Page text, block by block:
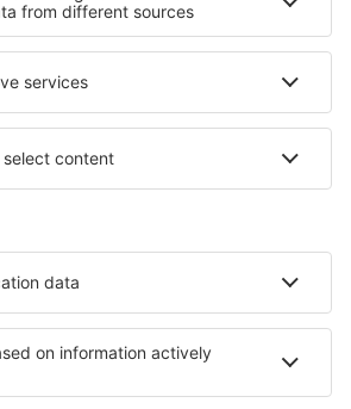
Cazare în Davos Klosters
Cazare în Usedom
Cazare în Champagne